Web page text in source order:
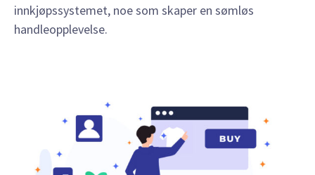
innkjøpssystemet, noe som skaper en sømløs
handleopplevelse.